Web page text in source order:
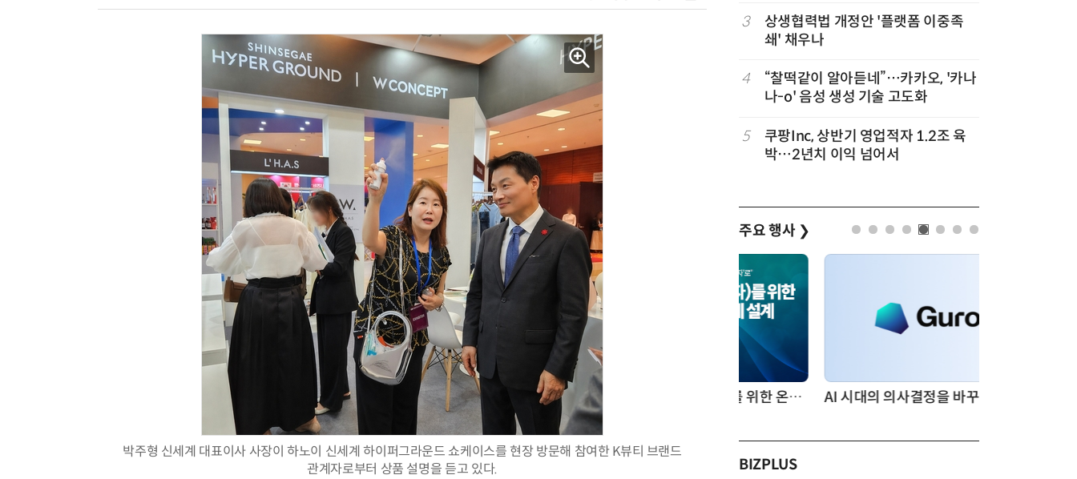
박주형 신세계 대표이사 사장이 하노이 신세계 하이퍼그라운드 쇼케이스를 현장 방문해 참여한 K뷰티 브랜드
관계자로부터 상품 설명을 듣고 있다.
크'…“내년 중순께 유출 사고 전 수준
회복”
9
우유 감산 협상 8월 말로 연장…산정
기준 놓고 '평행선'
10 네이버, 2분기 매출 3조3888억원…
분기 기준 역대 최대
3
상생협력법 개정안 '플랫폼 이중족
쇄' 채우나
4
“찰떡같이 알아듣네”…카카오, '카나
나-o' 음성 생성 기술 고도화
5
쿠팡Inc, 상반기 영업적자 1.2조 육
박…2년치 이익 넘어서
주요 행사 ❯
현업에서 바로 쓰는 "하네스 엔지니어링" 실습 교육 AI 시대의 의사결정을 바꾸는 수리최적화(Optimization): 실제 산업 적용 사례와 활용 전략
BIZPLUS